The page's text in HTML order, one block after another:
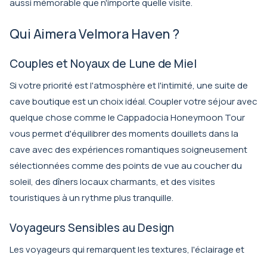
aussi mémorable que n'importe quelle visite.
Qui Aimera Velmora Haven ?
Couples et Noyaux de Lune de Miel
Si votre priorité est l'atmosphère et l'intimité, une suite de
cave boutique est un choix idéal. Coupler votre séjour avec
quelque chose comme leCappadocia Honeymoon Tour
vous permet d'équilibrer des moments douillets dans la
cave avec des expériences romantiques soigneusement
sélectionnées comme des points de vue au coucher du
soleil, des dîners locaux charmants, et des visites
touristiques à un rythme plus tranquille.
Voyageurs Sensibles au Design
Les voyageurs qui remarquent les textures, l'éclairage et